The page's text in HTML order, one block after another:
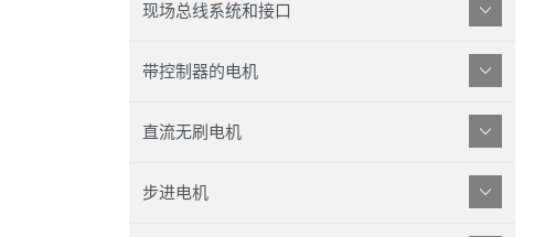
现场总线系统和接口
带控制器的电机
直流无刷电机
步进电机